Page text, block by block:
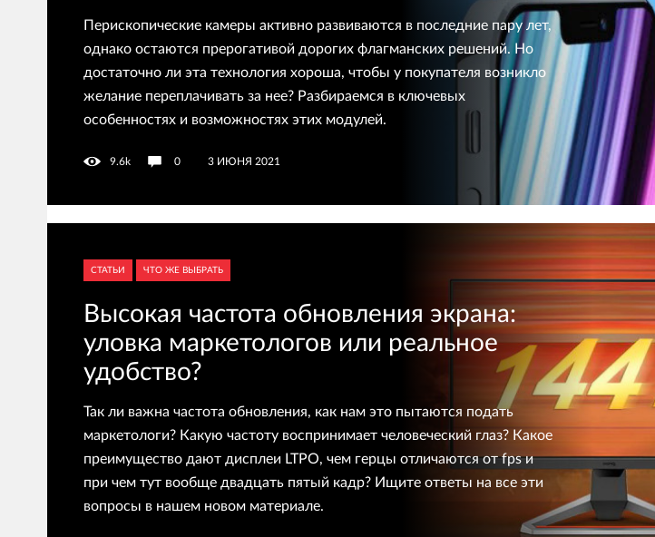
Перископические камеры активно развиваются в последние пару лет,
однако остаются прерогативой дорогих флагманских решений. Но
достаточно ли эта технология хороша, чтобы у покупателя возникло
желание переплачивать за нее? Разбираемся в ключевых
особенностях и возможностях этих модулей.
9.6k 0 3 ИЮНЯ 2021
СТАТЬИ ЧТО ЖЕ ВЫБРАТЬ
Высокая частота обновления экрана:
уловка маркетологов или реальное
удобство?
Так ли важна частота обновления, как нам это пытаются подать
маркетологи? Какую частоту воспринимает человеческий глаз? Какое
преимущество дают дисплеи LTPO, чем герцы отличаются от fps и
при чем тут вообще двадцать пятый кадр? Ищите ответы на все эти
вопросы в нашем новом материале.